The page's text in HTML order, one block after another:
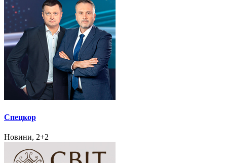
Спецкор
Новини, 2+2